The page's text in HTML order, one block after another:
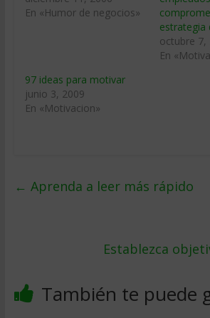
En «Humor de negocios»
estrategia
octubre 7,
En
97 ideas para motivar
junio 3, 2009
En «Motivacion»
← Aprenda a leer más rápido
Establezca
También te puede